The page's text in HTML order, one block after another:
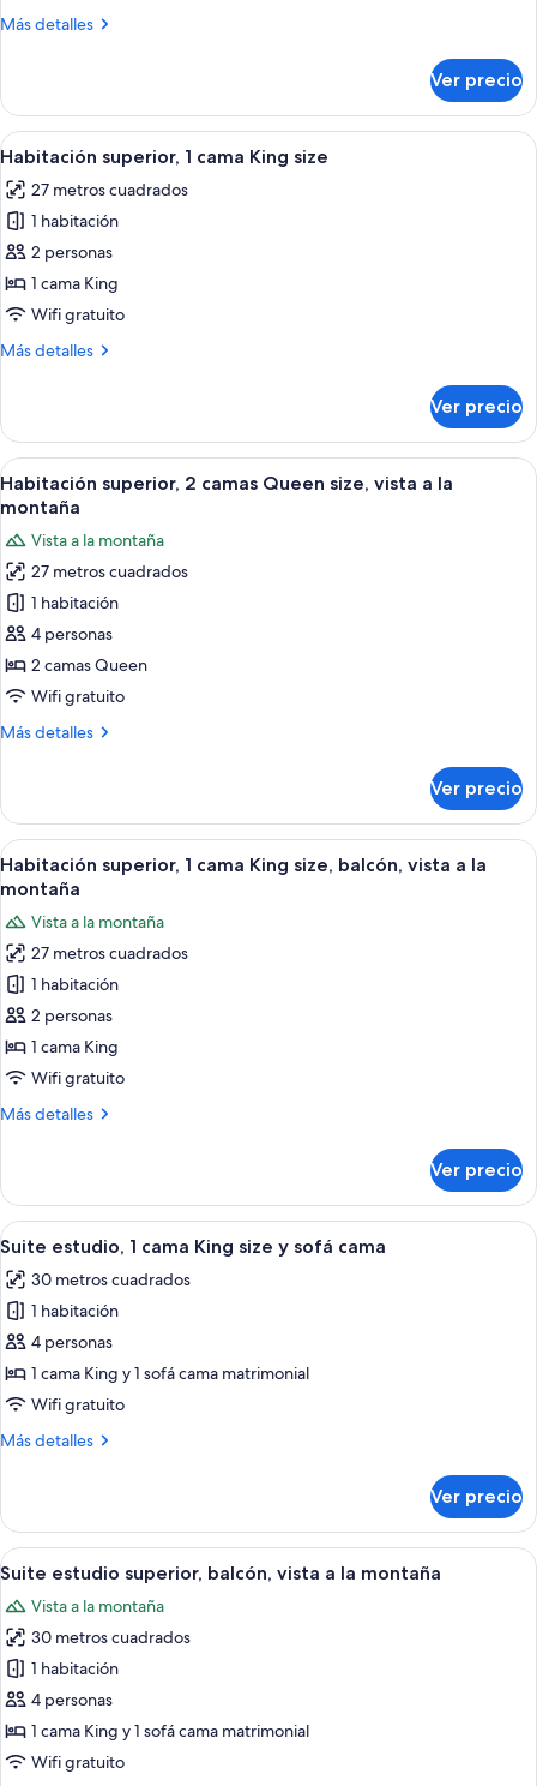
camas
Más detalles
Más
superior,
camas
size
Ver precio
Abrir
todas
las
fotos
de
Habitación
superior,
cama
Una habitación de hotel moderna
5
Habitación superior, 1 cama King size
27 metros cuadrados
1 habitación
2 personas
1 cama King
Wifi gratuito
Más detalles
Más
superior,
cama
King
Ver precio
Abrir
todas
fotos
de
Habitación
superior,
2
camas
size,
la
montaña
Habitación de hotel con dos camas,
5
Habitación superior, 2 camas Queen size, vista a la
montaña
Vista a la montaña
27 metros cuadrados
1 habitación
4 personas
2 camas Queen
Wifi gratuito
Más detalles
Más
superior,
camas
Queen
vista
a
la
montaña
Ver precio
Abrir
todas
fotos
de
Habitación
superior,
1
cama
size,
a
la
montaña
Habitación de hotel con una cama
6
Habitación superior, 1 cama King size, balcón, vista a la
montaña
Vista a la montaña
27 metros cuadrados
1 habitación
2 personas
1 cama King
Wifi gratuito
Más detalles
Más
superior,
cama
size,
balcón,
vista
a
la
montaña
Ver precio
Abrir
todas
las
fotos
de
Suite
estudio,
cama
y
sofá
cama
Un dormitorio moderno con una
8
Suite estudio, 1 cama King size y sofá cama
30 metros cuadrados
1 habitación
4 personas
1 cama King y 1 sofá cama matrimonial
Wifi gratuito
Más detalles
Más
estudio,
cama
size
y
sofá
cama
Ver precio
Abrir
todas
las
fotos
de
Suite
estudio
superior,
Habitación de hotel moderna con
8
Suite estudio superior, balcón, vista a la montaña
Vista a la montaña
30 metros cuadrados
1 habitación
4 personas
1 cama King y 1 sofá cama matrimonial
Wifi gratuito